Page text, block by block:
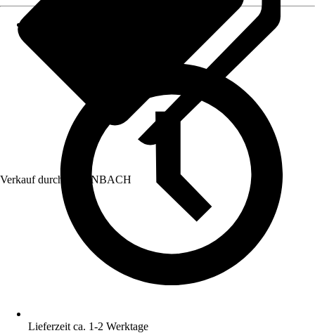
Verkauf durch: HORNBACH
Lieferzeit ca. 1-2 Werktage